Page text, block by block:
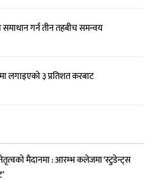
समाधान गर्न तीन तहबीच समन्वय
लगाइएको ३ प्रतिशत करबाट
मैदानमा : आरम्भ कलेजमा ‘स्टुडेन्ट्स